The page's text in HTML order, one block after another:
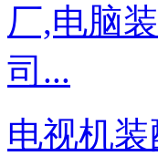
厂,电脑
司...
电视机